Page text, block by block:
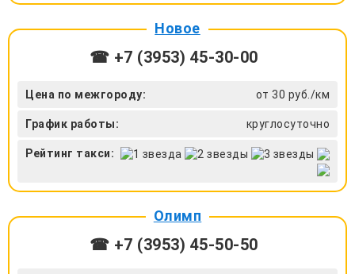
Новое
☎ +7 (3953) 45-30-00
Цена по межгороду: от 30 руб./км
График работы: круглосуточно
Рейтинг такси:
Олимп
☎ +7 (3953) 45-50-50